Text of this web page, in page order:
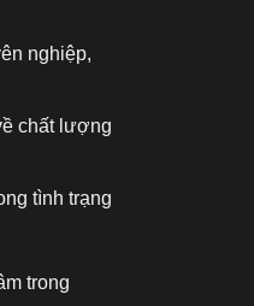
nghiệp,
chất lượng
tình trạng
trong